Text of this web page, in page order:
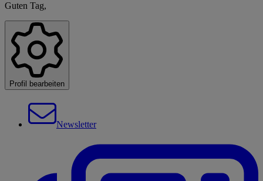
Guten Tag,
Profil bearbeiten
Newsletter